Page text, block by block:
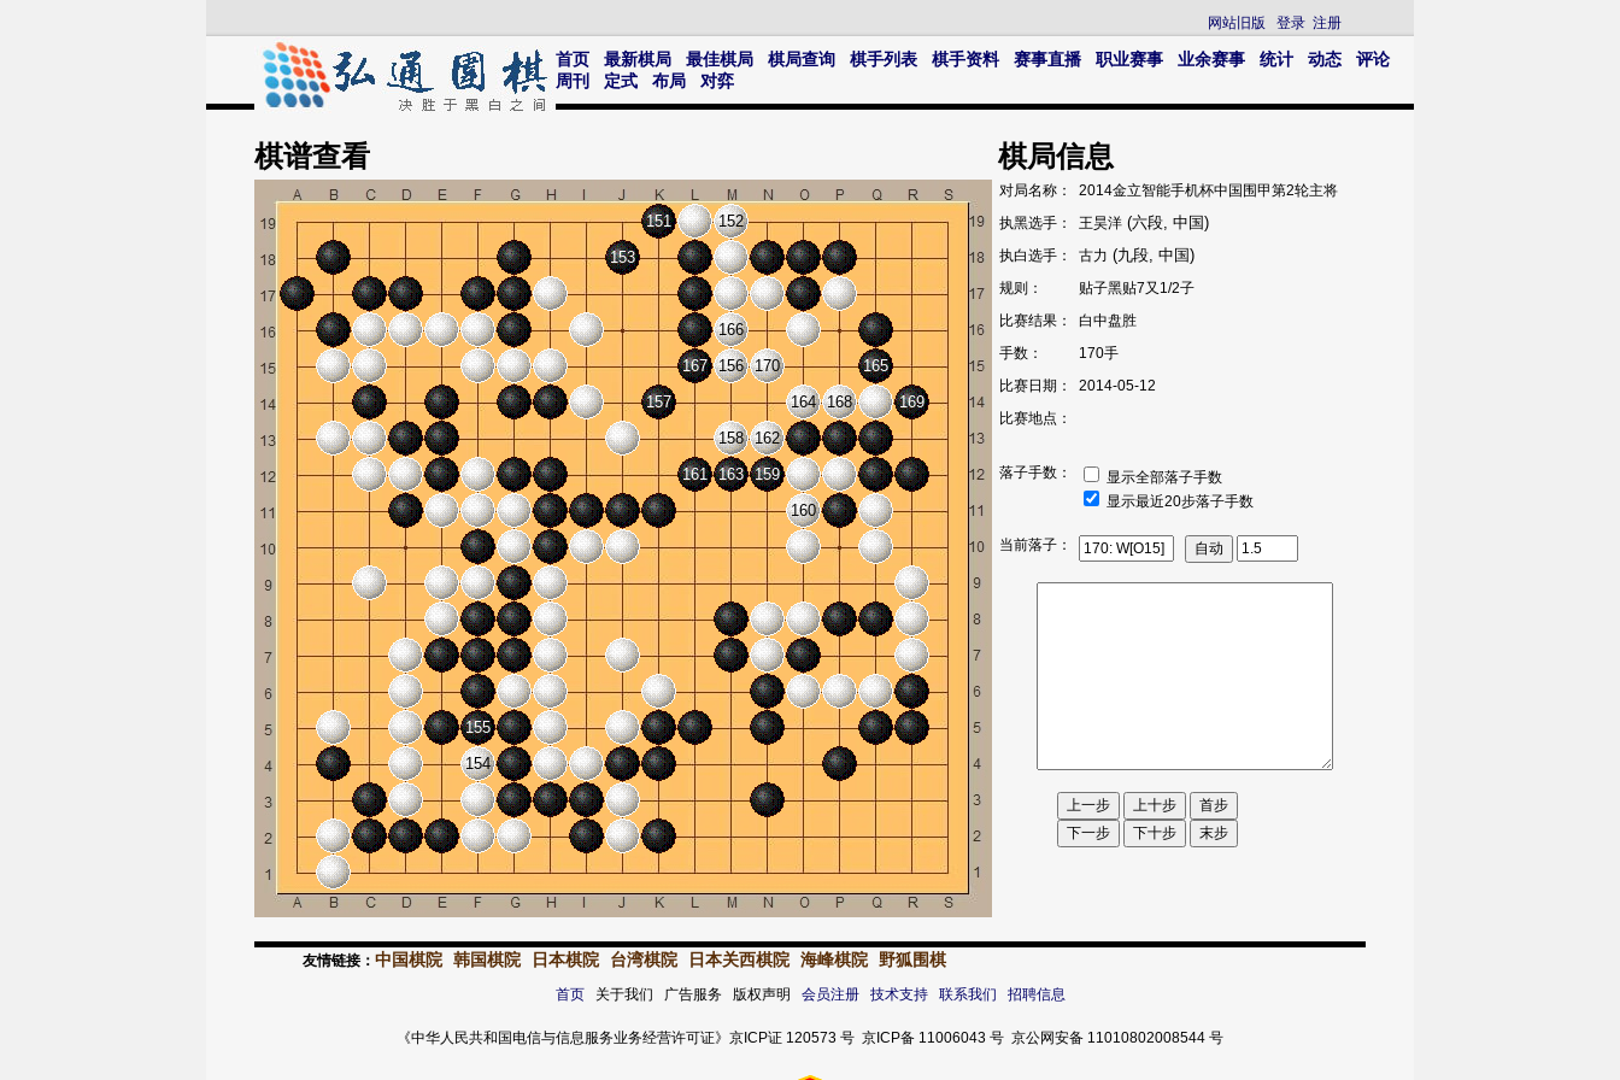
网站旧版 登录 注册
首页 最新棋局 最佳棋局 棋局查询 棋手列表 棋手资料 赛事直播 职业赛事 业余赛事 统计 动态
评论
周刊
定式 布局 对弈
棋谱查看
151
152
153
154
155
156
157
158
159
160
161
162
163
164
165
166
167
168
169
170
棋局信息
对局名称：
2014金立智能手机杯中国围甲第2轮主将
执黑选手：
王昊洋 (六段, 中国)
执白选手： 古力 (九段, 中国)
规则：
贴子黑贴7又1/2子
比赛结果：
白中盘胜
手数：
170手
比赛日期：
2014-05-12
比赛地点：
落子手数：
显示全部落子手数
显示最近20步落子手数
当前落子：
友情链接： 中国棋院 韩国棋院 日本棋院 台湾棋院 日本关西棋院 海峰棋院 野狐围棋
首页关于我们 广告服务 版权声明 会员注册 技术支持 联系我们 招聘信息
《中华人民共和国电信与信息服务业务经营许可证》京ICP证 120573 号 京ICP备 11006043 号 京公网安备 11010802008544 号